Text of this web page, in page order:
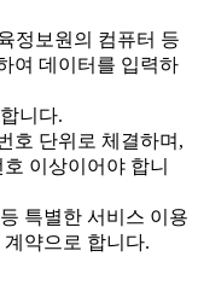
정보원의 컴퓨터 등
여 데이터를 입력하
니다.
호 단위로 체결하며,
이상이어야 합니
특별한 서비스 이용
약으로 합니다.